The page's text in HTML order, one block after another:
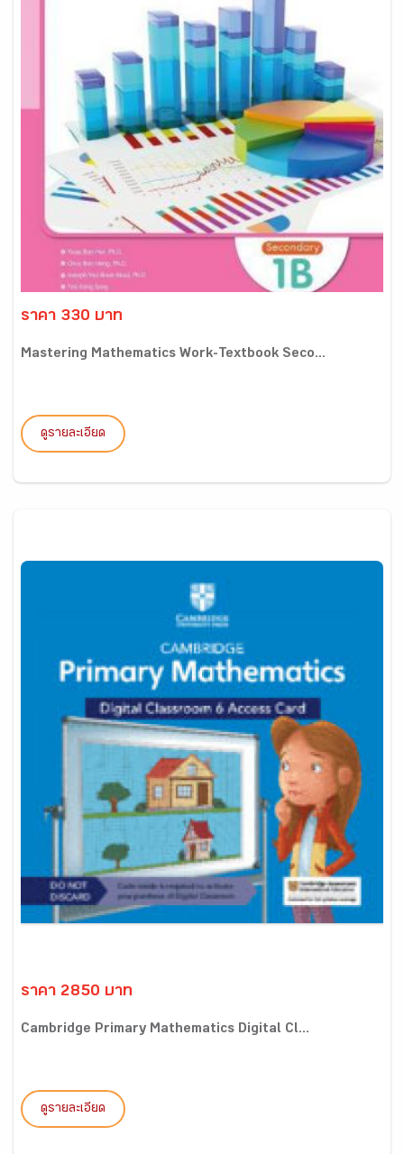
ราคา 330 บาท
Mastering Mathematics Work-Textbook Seco...
ดูรายละเอียด
ราคา 2850 บาท
Cambridge Primary Mathematics Digital Cl...
ดูรายละเอียด